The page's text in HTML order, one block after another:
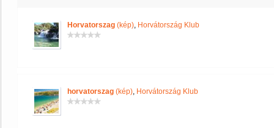
Horvatorszag (kép), Horvátország Klub
horvatorszag (kép), Horvátország Klub